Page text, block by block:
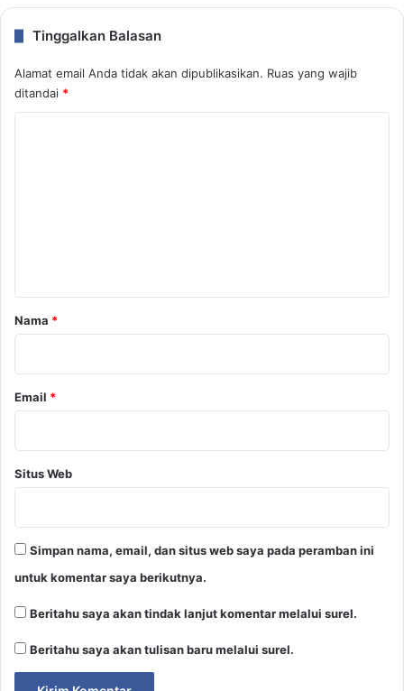
Tinggalkan Balasan
Alamat email Anda tidak akan dipublikasikan. Ruas yang wajib
ditandai *
rNama *
Email *
Situs Web
Simpan nama, email, dan situs web saya pada peramban ini
untuk komentar saya berikutnya.
Beritahu saya akan tindak lanjut komentar melalui surel.
Beritahu saya akan tulisan baru melalui surel.